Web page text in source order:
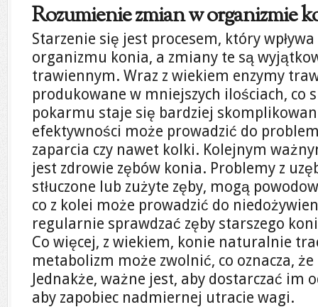
Rozumienie zmian w organizmie
Starzenie się jest procesem, który
organizmu konia, a zmiany te są
trawiennym. Wraz z wiekiem enzymy
produkowane w mniejszych ilościach, co
pokarmu staje się bardziej
efektywności może prowadzić do
zaparcia czy nawet kolki. Kolejnym
jest zdrowie zębów konia. Problemy z
stłuczone lub zużyte zęby, mogą
co z kolei może prowadzić do
regularnie sprawdzać zęby starszego
Co więcej, z wiekiem, konie naturalnie
metabolizm może zwolnić, co oznacza,
Jednakże, ważne jest, aby dostarczać im
aby zapobiec nadmiernej utracie wagi.